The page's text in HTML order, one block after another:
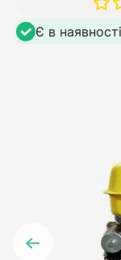
Є в наявності